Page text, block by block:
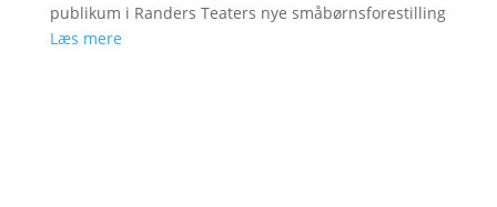
publikum i Randers Teaters nye småbørnsforestilling
Læs mere